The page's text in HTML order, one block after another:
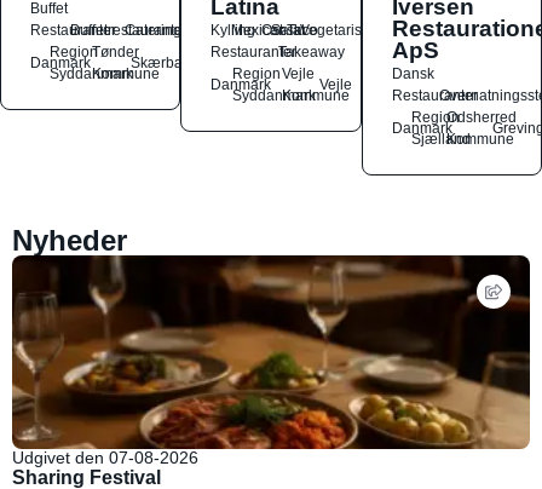
Buffet
Restauranter
Buffetrestauranter
Catering
Danmark
Region
Syddanmark
Tønder
Kommune
Skærbæk
Latina
Kylling
Mexicansk
OstSalat
TacoVegetarisk
RestauranterTakeaway
Danmark
Region
Syddanmark
Vejle
Kommune
Vejle
Iversen
ApS
Dansk
Restauranter
Danmark
Region
Sjælland
Odsherred
Kommune
Nyheder
Udgivet den 07-08-2026
Sharing Festival